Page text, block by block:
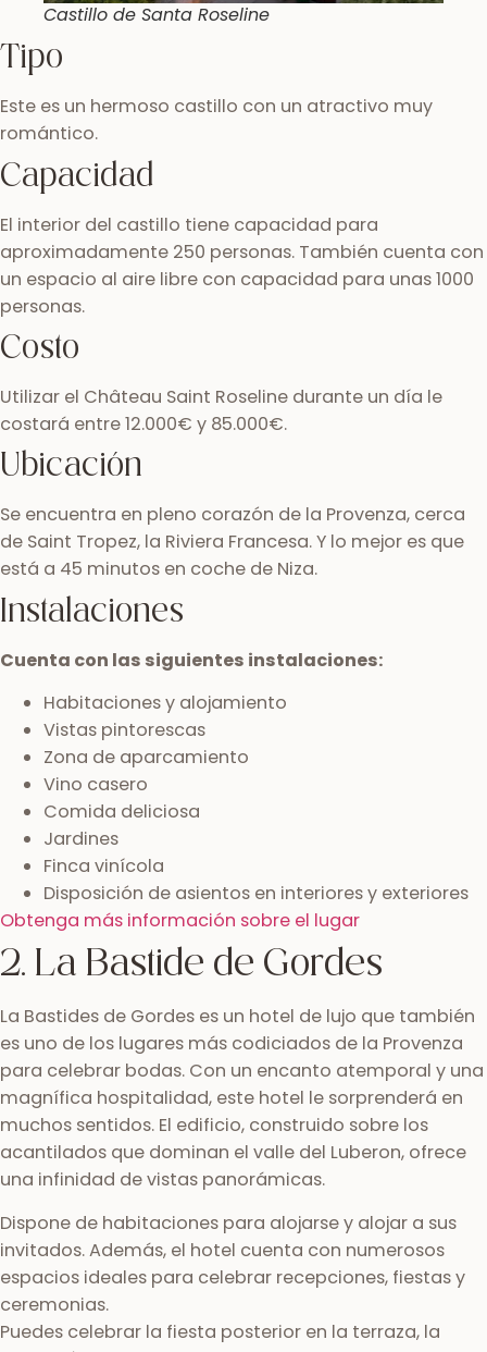
Castillo de Santa Roseline
Tipo
Este es un hermoso castillo con un atractivo muy
romántico.
Capacidad
El interior del castillo tiene capacidad para
aproximadamente 250 personas. También cuenta con
un espacio al aire libre con capacidad para unas 1000
personas.
Costo
Utilizar el Château Saint Roseline durante un día le
costará entre 12.000€ y 85.000€.
Ubicación
Se encuentra en pleno corazón de la Provenza, cerca
de Saint Tropez, la Riviera Francesa. Y lo mejor es que
está a 45 minutos en coche de Niza.
Instalaciones
Cuenta con las siguientes instalaciones:
Habitaciones y alojamiento
Vistas pintorescas
Zona de aparcamiento
Vino casero
Comida deliciosa
Jardines
Finca vinícola
Disposición de asientos en interiores y exteriores
Obtenga más información sobre el lugar
2. La Bastide de Gordes
La Bastides de Gordes es un hotel de lujo que también
es uno de los lugares más codiciados de la Provenza
para celebrar bodas. Con un encanto atemporal y una
magnífica hospitalidad, este hotel le sorprenderá en
muchos sentidos. El edificio, construido sobre los
acantilados que dominan el valle del Luberon, ofrece
una infinidad de vistas panorámicas.
Dispone de habitaciones para alojarse y alojar a sus
invitados. Además, el hotel cuenta con numerosos
espacios ideales para celebrar recepciones, fiestas y
ceremonias.
Puedes celebrar la fiesta posterior en la terraza, la